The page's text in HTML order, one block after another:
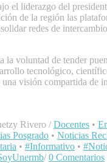
el liderazgo del
de la región las
redes de
la voluntad de tender
tecnológico,
una visión compartida de
Rivero / Docentes •
Posgrado • Noticias
• #Informativo •
/ 0 Comentarios